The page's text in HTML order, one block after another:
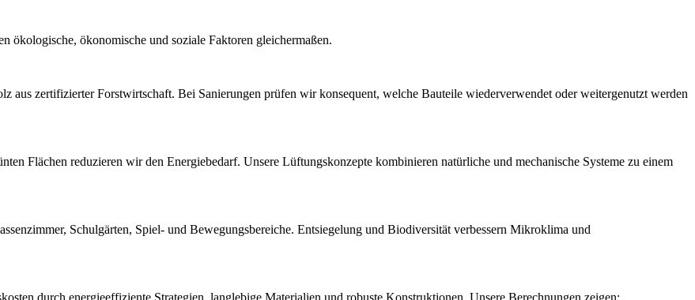
ökologische, ökonomische und soziale Faktoren gleichermaßen.
aus zertifizierter Forstwirtschaft. Bei Sanierungen prüfen wir konsequent, welche Bauteile wiederverwendet oder weitergenutzt werden
Flächen reduzieren wir den Energiebedarf. Unsere Lüftungskonzepte kombinieren natürliche und mechanische Systeme zu einem
Schulgärten, Spiel- und Bewegungsbereiche. Entsiegelung und Biodiversität verbessern Mikroklima und